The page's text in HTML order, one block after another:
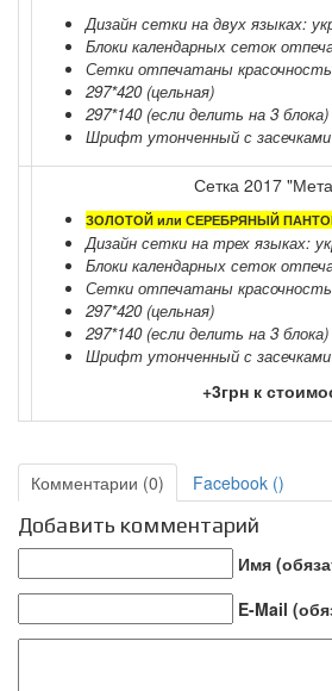
Дизайн сетки на двух языках:
Блоки календарных сеток
Сетки отпечатаны
297*420 (цельная)
297*140 (если делить на 3 блока)
Шрифт утонченный с засечками
Сетка 2017
ЗОЛОТОЙ или СЕРЕБРЯНЫЙ
Дизайн сетки на трех языках:
Блоки календарных сеток
Сетки отпечатаны
297*420 (цельная)
297*140 (если делить на 3 блока)
Шрифт утонченный с засечками
+3грн к
Комментарии (0) Facebook ()
Добавить комментарий
Имя
E-Mail